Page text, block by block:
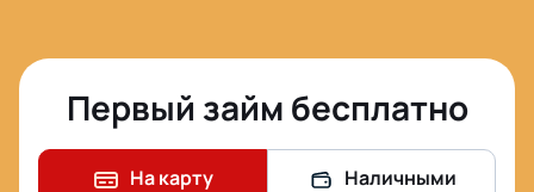
Первый займ бесплатно
На карту Наличными